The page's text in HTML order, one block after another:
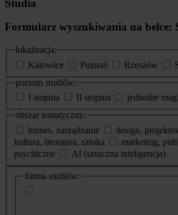
Studia
Formularz wyszukiwania na belce:
lokalizacja:
Katowice
Poznań Rzeszów
poziom studiów:
I stopnia
II stopnia jednolite
obszar tematyczny:
biznes, zarządzanie
design,
kultura, literatura, sztuka
marketing,
psychiczne
AI (sztuczna inteligencja)
dodatkowe
informacje
forma studiów: